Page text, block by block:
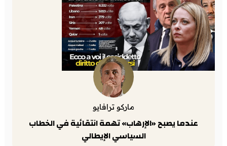
ماركو ترافايو
عندما يصبح «الإرهاب» تهمة انتقائية في الخطاب
السياسي الإيطالي